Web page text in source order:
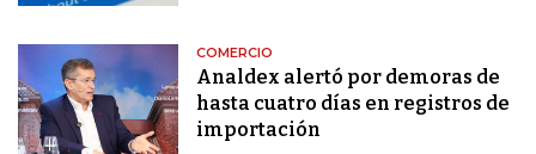
COMERCIO
Analdex alertó por demoras de
hasta cuatro días en registros de
importación